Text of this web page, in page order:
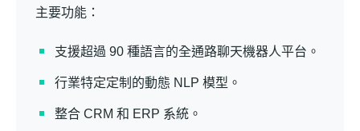
主要功能：
支援超過 90 種語言的全通路聊天機器人平台。
行業特定定制的動態 NLP 模型。
整合 CRM 和 ERP 系統。